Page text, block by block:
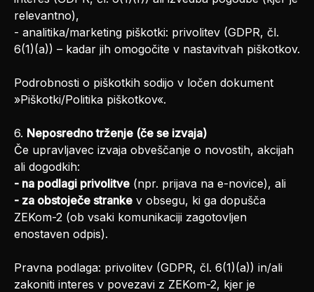
relevantno),
- analitika/marketing piškotki: privolitev (GDPR, čl.
6(1)(a)) – kadar jih omogočite v nastavitvah piškotkov.
Podrobnosti o piškotkih sodijo v ločen dokument
»Piškotki/Politika piškotkov«.
6. Neposredno trženje (če se izvaja)
Če upravljavec izvaja obveščanje o novostih, akcijah
ali dogodkih:
- na podlagi privolitve (npr. prijava na e-novice), ali
- za obstoječe stranke v obsegu, ki ga dopušča
ZEKom-2 (ob vsaki komunikaciji zagotovljen
enostaven odpis).
Pravna podlaga: privolitev (GDPR, čl. 6(1)(a)) in/ali
zakoniti interes v povezavi z ZEKom-2, kjer je